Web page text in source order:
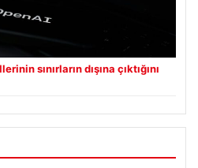
sınırların dışına çıktığını